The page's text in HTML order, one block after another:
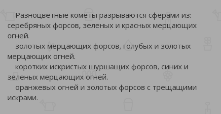
Разноцветные кометы разрываются сферами из:
серебряных форсов, зеленых и красных мерцающих
огней.
золотых мерцающих форсов, голубых и золотых
мерцающих огней.
коротких искристых шуршащих форсов, синих и
зеленых мерцающих огней.
оранжевых огней и золотых форсов с трещащими
искрами.